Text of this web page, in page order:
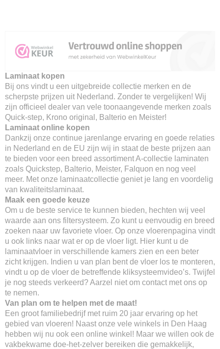
Laminaat kopen
Bij ons vindt u een uitgebreide collectie merken en de
scherpste prijzen uit Nederland. Zonder te vergelijken! Wij
zijn officieel dealer van vele toonaangevende merken zoals
Quick-step, Krono original, Balterio en Meister!
Laminaat online kopen
Dankzij onze continue jarenlange ervaring en goede relaties
in Nederland en de EU zijn wij in staat de beste prijzen aan
te bieden voor een breed assortiment A-collectie laminaten
zoals Quickstep, Balterio, Meister, Falquon en nog veel
meer. Met onze laminaatcollectie geniet je lang en voordelig
van kwaliteitslaminaat.
Maak een goede keuze
Om u de beste service te kunnen bieden, hechten wij veel
waarde aan ons filtersysteem. Zo kunt u eenvoudig en breed
zoeken naar uw favoriete vloer. Op onze vloerenpagina vindt
u ook links naar wat er op de vloer ligt. Hier kunt u de
laminaatvloer in verschillende kamers zien en een beter
zicht krijgen. Indien u van plan bent de vloer los te monteren,
vindt u op de vloer de betreffende kliksysteemvideo’s. Twijfel
je nog steeds verkeerd? Aarzel niet om contact met ons op
te nemen.
Van plan om te helpen met de maat!
Een groot familiebedrijf met ruim 20 jaar ervaring op het
gebied van vloeren! Naast onze vele winkels in Den Haag
hebben wij nu ook een online winkel! Maar we willen ook de
vakbekwame doe-het-zelver bereiken die gemakkelijk,